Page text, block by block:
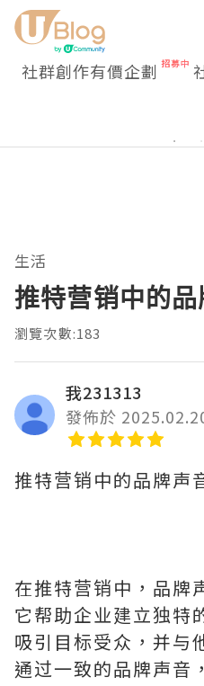
社群創作有價企劃
生活
推特营销中的
瀏覽次數:183
我231313
發佈於
推特营销中的品牌声
在推特营销中，品牌
它帮助企业建立独特
吸引目标受众，并与
通过一致的品牌声音